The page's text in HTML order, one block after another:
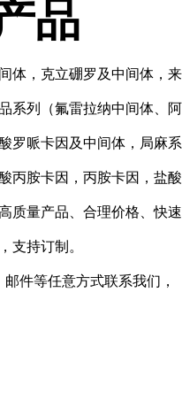
品
体，克立硼罗及中间体，来
系列（氟雷拉纳中间体、阿
罗哌卡因及中间体，局麻系
丙胺卡因，丙胺卡因，盐酸
质量产品、合理价格、快速
支持订制。
件等任意方式联系我们，